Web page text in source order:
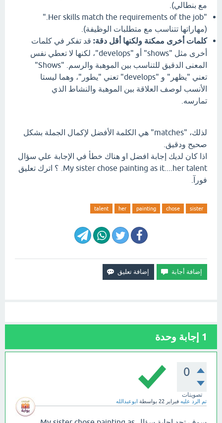
مع بنطالي).
"Her skills match the requirements of the job."
(مهاراتها تتناسب مع متطلبات الوظيفة).
كلمات أخرى ممكنة ولكنها أقل دقة: قد تفكر في كلمات
أخرى مثل "shows" أو "develops"، لكنها لا تعطي نفس
المعنى الدقيق للتناسب بين الموهبة والرسم. "Shows"
تعني "يظهر" و "develops" تعني "يطور"، وهما ليستا
الأنسب لوصف العلاقة بين الموهبة والنشاط الذي
تمارسه.
لذلك، "matches" هي الكلمة الأفضل لإكمال الجملة بشكل
صحيح ودقيق.
اذا كان لديك إجابة افضل او هناك خطأ في الإجابة علي سؤال
My sister chose painting as it....her talent. ؟ اترك تعليق
فورآ.
sister
chose
painting
her
talent
1 إجابة وحدة
0
تصويتات
تم الرد عليه فبراير 22 بواسطة ابوعبدالله